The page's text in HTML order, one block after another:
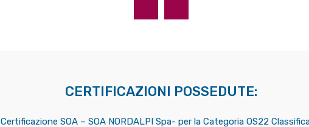
CERTIFICAZIONI POSSEDUTE:
Certificazione SOA – SOA NORDALPI Spa- per la Categoria OS22